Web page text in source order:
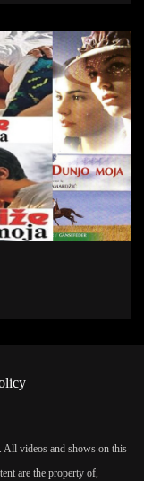
All videos and shows on this
are the property of,